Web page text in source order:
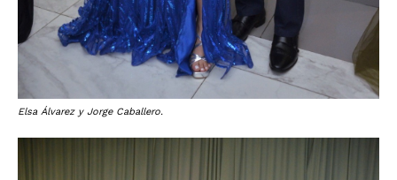
Elsa Álvarez y Jorge Caballero.